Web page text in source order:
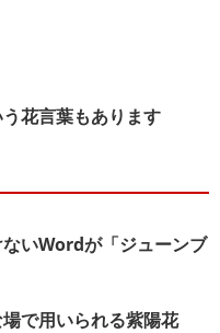
花言葉もあります
いWordが「ジューンブ
で用いられる紫陽花